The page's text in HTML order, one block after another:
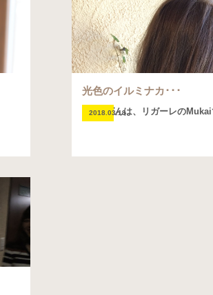
光色のイルミナカ･･･
2018.03.19
こんばんは、リガーレの